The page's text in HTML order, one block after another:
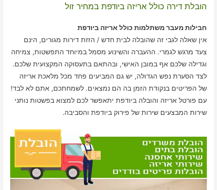
הובלת דירה כולל אריזה ביודפת במחיר זול
חבילות מעבר משתלמות כולל אריזה ביודפת
אין שאלה לגבי זה שהובלה לבית חדש / הזזת דירות מגורים, הינם
צעד מרגש לגמרי. ההעברה והשינוע מסמל במיוחד התפשטות, צמיחה
וגדילה שלכם אף במובן האישי, ובהתאם בתעסוקה המקצועית שלכם.
לצד הסערת נפש הגדולה, יש גם המביעים פחד מכל מלאכת אריזה
של הפריטים בנקודת הזמן בה הם נמצאים. לשמחתכם, אתם לא לבד!
עם פורטל אריזה והובלה ביודפת יתאפשר לכם למצוא בפשטות נותני
שירות המבצעים שירות של פירוק ביודפת והסביבה.